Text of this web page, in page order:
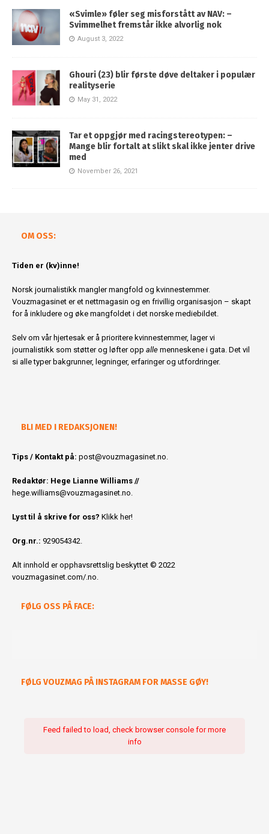
«Svimle» føler seg misforstått av NAV: –
Svimmelhet fremstår ikke alvorlig nok
August 3, 2022
Ghouri (23) blir første døve deltaker i populær
realityserie
May 31, 2022
Tar et oppgjør med racingstereotypen: –
Mange blir fortalt at slikt skal ikke jenter drive
med
November 26, 2021
OM OSS:
Tiden er (kv)inne!
Norsk journalistikk mangler mangfold og kvinnestemmer.
Vouzmagasinet er et nettmagasin og en frivillig organisasjon – skapt
for å inkludere og øke mangfoldet i det norske mediebildet.
Selv om vår hjertesak er å prioritere kvinnestemmer, lager vi
journalistikk som støtter og løfter opp alle menneskene i gata. Det vil
si alle typer bakgrunner, legninger, erfaringer og utfordringer.
BLI MED I REDAKSJONEN!
Tips / Kontakt på: post@vouzmagasinet.no.
Redaktør: Hege Lianne Williams //
hege.williams@vouzmagasinet.no.
Lyst til å skrive for oss? Klikk her!
Org.nr.: 929054342.
Alt innhold er opphavsrettslig beskyttet © 2022
vouzmagasinet.com/.no.
FØLG OSS PÅ FACE:
FØLG VOUZMAG PÅ INSTAGRAM FOR MASSE GØY!
Feed failed to load, check browser console for more
info